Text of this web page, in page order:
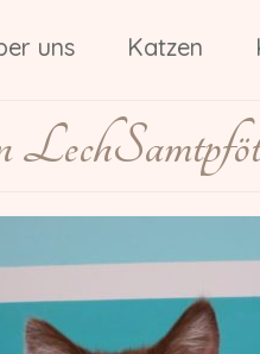
uns Katzen